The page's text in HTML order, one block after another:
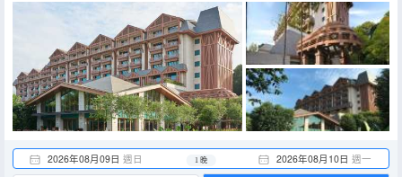
2026年08月09日 週日 2026年08月10日 週一
1 晚